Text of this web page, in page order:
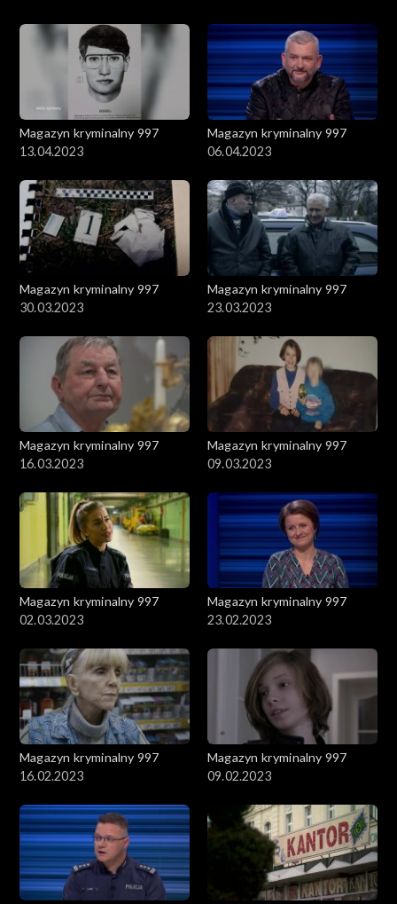
Magazyn kryminalny 997
13.04.2023
Magazyn kryminalny 997
06.04.2023
Magazyn kryminalny 997
30.03.2023
Magazyn kryminalny 997
23.03.2023
Magazyn kryminalny 997
16.03.2023
Magazyn kryminalny 997
09.03.2023
Magazyn kryminalny 997
02.03.2023
Magazyn kryminalny 997
23.02.2023
Magazyn kryminalny 997
16.02.2023
Magazyn kryminalny 997
09.02.2023